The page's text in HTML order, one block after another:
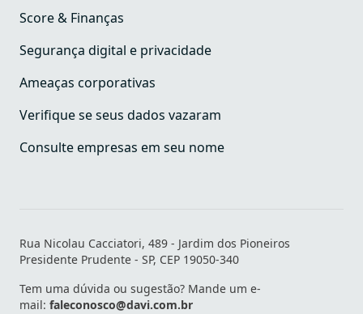
Score & Finanças
Segurança digital e privacidade
Ameaças corporativas
Verifique se seus dados vazaram
Consulte empresas em seu nome
Rua Nicolau Cacciatori, 489 - Jardim dos Pioneiros
Presidente Prudente - SP, CEP 19050-340
Tem uma dúvida ou sugestão? Mande um e-
mail: faleconosco@davi.com.br